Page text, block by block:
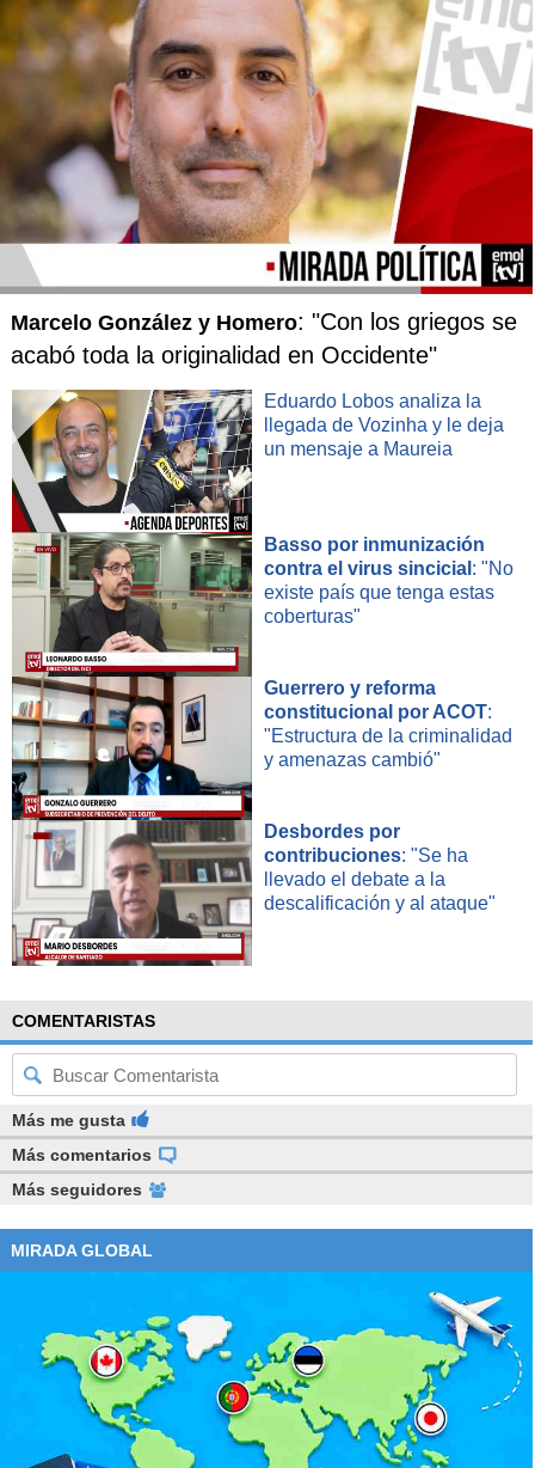
Marcelo González y Homero: "Con los griegos se
acabó toda la originalidad en Occidente"
Eduardo Lobos analiza la
llegada de Vozinha y le deja
un mensaje a Maureia
Basso por inmunización
contra el virus sincicial : "No
existe país que tenga estas
coberturas"
Guerrero y reforma
constitucional por ACOT:
"Estructura de la criminalidad
y amenazas cambió"
Desbordes por
contribuciones: "Se ha
llevado el debate a la
descalificación y al ataque"
COMENTARISTAS
Más me gusta
Más comentarios
Más seguidores
MIRADA GLOBAL